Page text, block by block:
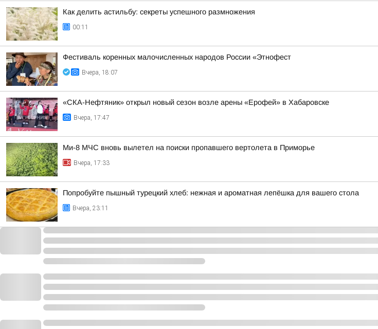
Как делить астильбу: секреты успешного размножения
00:11
Фестиваль коренных малочисленных народов России «Этнофест
Вчера, 18:07
«СКА-Нефтяник» открыл новый сезон возле арены «Ерофей» в Хабаровске
Вчера, 17:47
Ми-8 МЧС вновь вылетел на поиски пропавшего вертолета в Приморье
Вчера, 17:33
Попробуйте пышный турецкий хлеб: нежная и ароматная лепёшка для вашего стола
Вчера, 23:11